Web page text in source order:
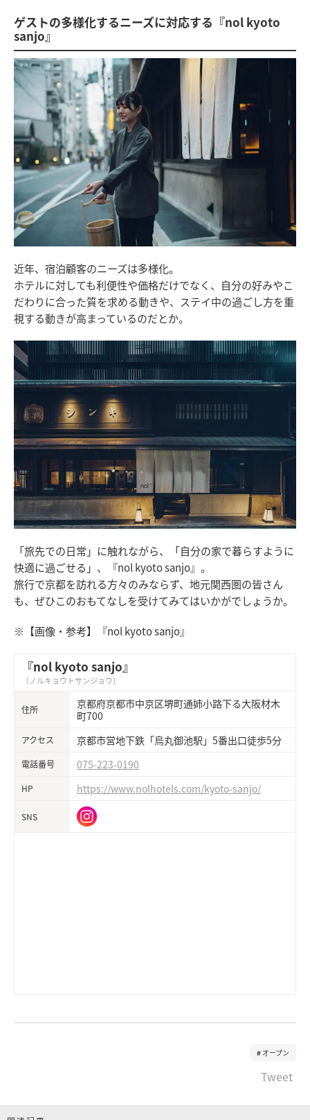
ゲストの多様化するニーズに対応する『nol kyoto
sanjo』
近年、宿泊顧客のニーズは多様化。
ホテルに対しても利便性や価格だけでなく、自分の好みやこ
だわりに合った質を求める動きや、ステイ中の過ごし方を重
視する動きが高まっているのだとか。
「旅先での日常」に触れながら、「自分の家で暮らすように
快適に過ごせる」、『nol kyoto sanjo』。
旅行で京都を訪れる方々のみならず、地元関西圏の皆さん
も、ぜひこのおもてなしを受けてみてはいかがでしょうか。
※【画像・参考】『nol kyoto sanjo』
『nol kyoto sanjo』
（ノルキョウトサンジョウ）
住所
京都府京都市中京区堺町通姉小路下る大阪材木
町700
アクセス 京都市営地下鉄「烏丸御池駅」5番出口徒歩5分
電話番号 075-223-0190
HP https://www.nolhotels.com/kyoto-sanjo/
SNS
オープン
Tweet